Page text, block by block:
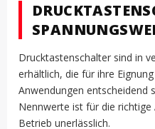
Drucktastenschalter sind in
erhältlich, die für ihre
Anwendungen entscheidend
Nennwerte ist für die richtige
Betrieb unerlässlich.